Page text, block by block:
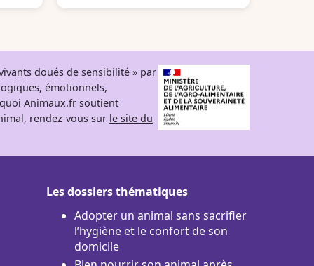
doués de sensibilité » par
émotionnels,
Animaux.fr soutient
rendez-vous sur le site du
Les dossiers thématiques
Adopter un animal sans sacrifier
l’hygiène et le confort de son
domicile